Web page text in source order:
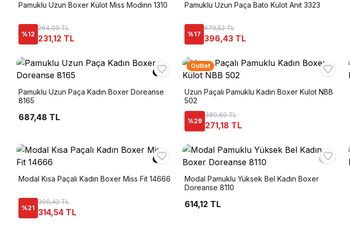
Pamuklu Uzun Boxer Külot Miss Modinn 1310
%12
264,00 TL
231,12 TL
Pamuklu Uzun Paça Bato Külot Anıt 3323
%17
479,52 TL
396,43 TL
Pamuklu Uzun Paça Kadın Boxer Doreanse
8165
687,48 TL
Outlet
Uzun Paçalı Pamuklu Kadın Boxer Külot NBB
502
%29
380,60 TL
271,18 TL
Modal Kısa Paçalı Kadın Boxer Miss Fit 14666
%21
399,42 TL
314,54 TL
Modal Pamuklu Yüksek Bel Kadın Boxer
Doreanse 8110
614,12 TL